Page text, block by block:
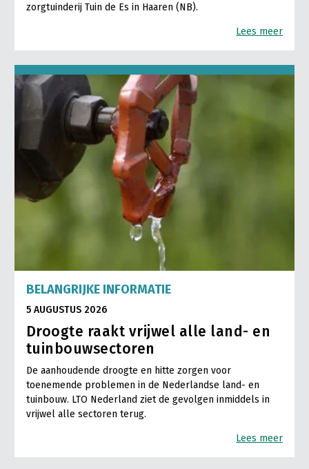
zorgtuinderij Tuin de Es in Haaren (NB).
Lees meer
BELANGRIJKE INFORMATIE
5 AUGUSTUS 2026
Droogte raakt vrijwel alle land- en
tuinbouwsectoren
De aanhoudende droogte en hitte zorgen voor
toenemende problemen in de Nederlandse land- en
tuinbouw. LTO Nederland ziet de gevolgen inmiddels in
vrijwel alle sectoren terug.
Lees meer